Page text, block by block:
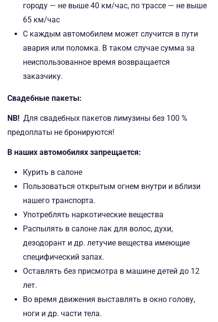
городу — не выше 40 км/час, по трассе — не выше
65 км/час
С каждым автомобилем может случится в пути
авария или поломка. В таком случае сумма за
неиспользованное время возвращается
заказчику.
Свадебные пакеты:
NB! Для свадебных пакетов лимузины без 100 %
предоплаты не бронируются!
В наших автомобилях запрещается:
Курить в салоне
Пользоваться открытым огнем внутри и вблизи
нашего транспорта.
Употреблять наркотические вещества
Распылять в салоне лак для волос, духи,
дезодорант и др. летучие вещества имеющие
специфический запах.
Оставлять без присмотра в машинe детей до 12
лет.
Во время движения выставлять в окно голову,
ноги и др. части тела.